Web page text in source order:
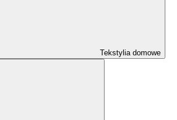
Tekstylia domowe